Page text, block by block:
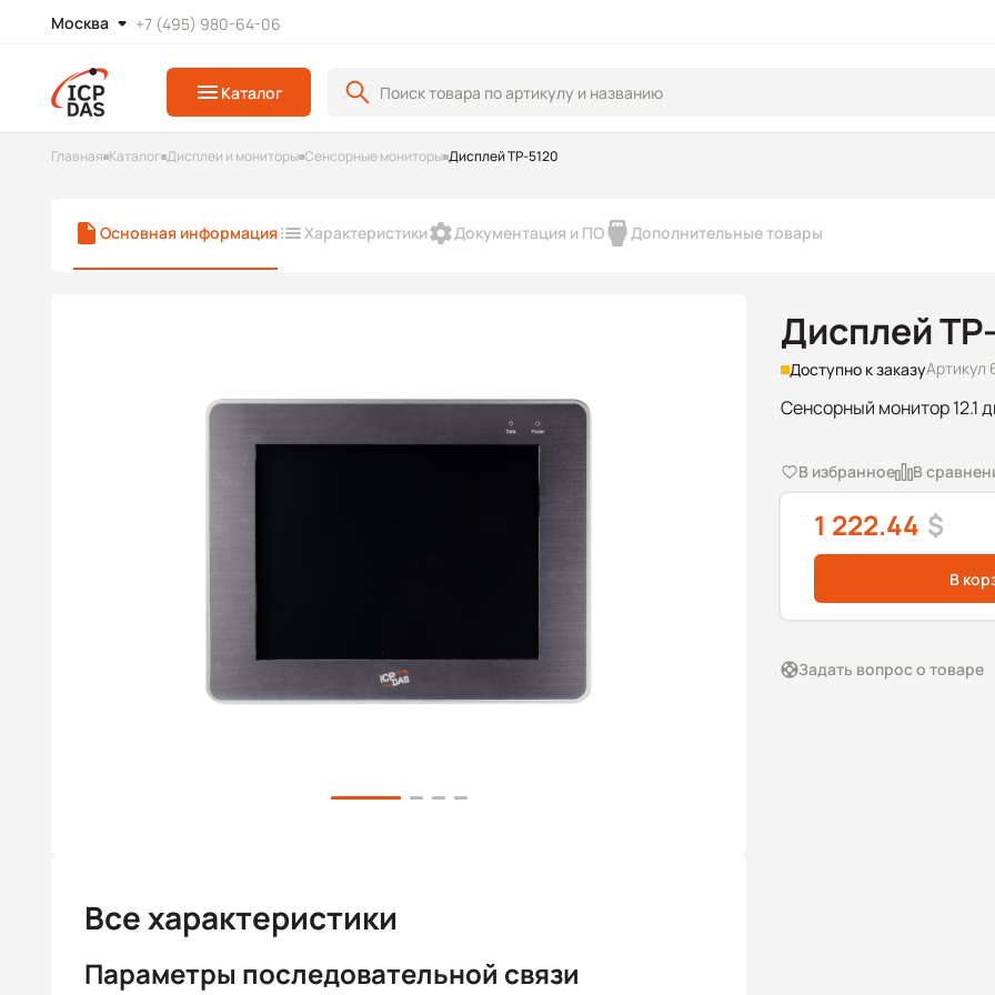
Москва +7 (495) 980-64-06
Каталог
Главная Каталог Дисплеи и мониторы Сенсорные мониторы Дисплей TP-5120
Основная информация Характеристики Документация и ПО Дополнительные товары
Дисплей
Доступно к заказуАртикул
Сенсорный монитор 12.1
В избранное В
1 222.44 $
В
Задать вопрос о товаре
Все характеристики
Параметры последовательной связи